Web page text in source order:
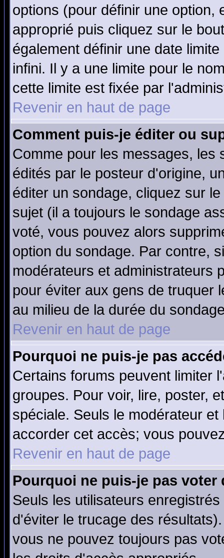
options (pour définir une option,
approprié puis cliquez sur le
également définir une date
infini. Il y a une limite pour le
cette limite est fixée par
Revenir en haut de page
Comment puis-je éditer ou
Comme pour les messages, les
édités par le posteur d'origine,
éditer un sondage, cliquez sur
sujet (il a toujours le sondage
voté, vous pouvez alors
option du sondage. Par contre,
modérateurs et administrateurs
pour éviter aux gens de truquer
au milieu de la durée du
Revenir en haut de page
Pourquoi ne puis-je pas
Certains forums peuvent limiter
groupes. Pour voir, lire, poster,
spéciale. Seuls le modérateur
accorder cet accès; vous
Revenir en haut de page
Pourquoi ne puis-je pas voter
Seuls les utilisateurs
d'éviter le trucage des
vous ne pouvez toujours pas